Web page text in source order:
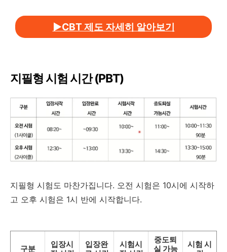
▶CBT 제도 자세히 알아보기
지필형 시험 시간 (PBT)
지필형 시험도 마찬가집니다. 오전 시험은 10시에 시작하
고 오후 시험은 1시 반에 시작합니다.
구분
입장시
입장완
시험시
중도퇴
실 가능
시험 시